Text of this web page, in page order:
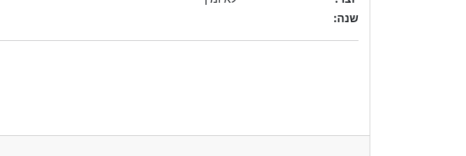
שנה: